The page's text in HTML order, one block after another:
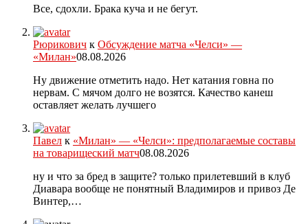
Все, сдохли. Брака куча и не бегут.
Рюрикович к Обсуждение матча «Челси» —
«Милан»08.08.2026
Ну движение отметить надо. Нет катания говна по
нервам. С мячом долго не возятся. Качество канеш
оставляет желать лучшего
Павел к «Милан» — «Челси»: предполагаемые составы
на товарищеский матч08.08.2026
ну и что за бред в защите? только прилетевший в клуб
Диавара вообще не понятный Владимиров и привоз Де
Винтер,…